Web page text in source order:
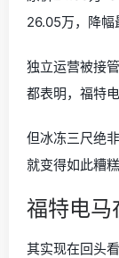
26.05万，降幅
独立运营被接
都表明，福特
但冰冻三尺绝
就变得如此糟糕
福特电马
其实现在回头